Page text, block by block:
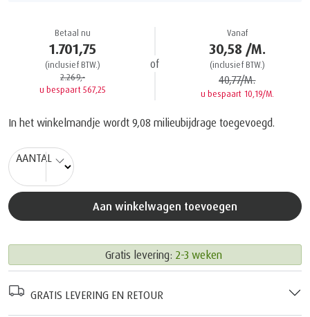
Betaal nu
1.701,75
(inclusief BTW.)
2.269,-
u bespaart 567,25
of
Vanaf
30,58 /M.
(inclusief BTW.)
40,77/M.
u bespaart 10,19/M.
In het winkelmandje wordt 9,08 milieubijdrage toegevoegd.
AANTAL
Aan winkelwagen toevoegen
Gratis levering: 2-3 weken
GRATIS LEVERING EN RETOUR